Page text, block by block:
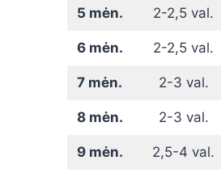
5 mėn. 2-2,5 val.
6 mėn. 2-2,5 val.
7 mėn. 2-3 val.
8 mėn. 2-3 val.
9 mėn. 2,5-4 val.